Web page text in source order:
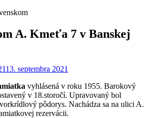
A. Kmeťa 7 v Banskej
13. septembra 2021
vyhlásená v roku 1955. Barokový
v 18.storočí. Upravovaný bol
pôdorys. Nachádza sa na ulici A.
rezervácii.